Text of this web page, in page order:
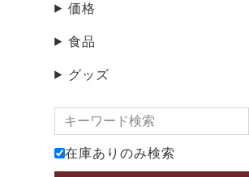
価格
食品
グッズ
在庫ありのみ検索